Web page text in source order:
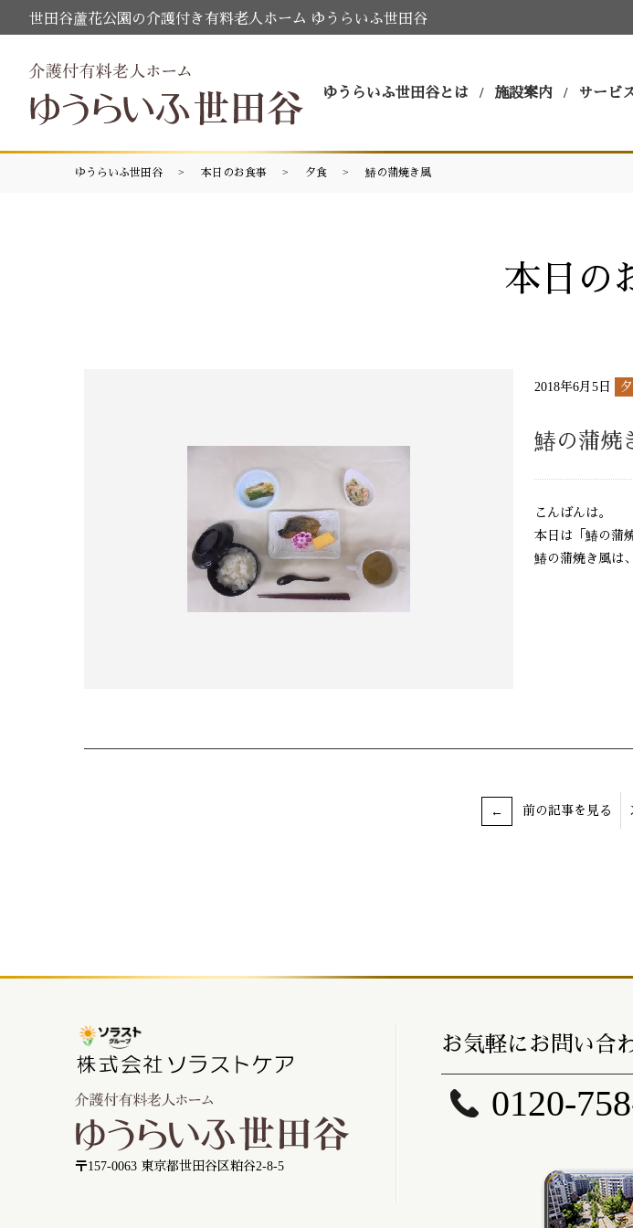
世田谷蘆花公園の介護付き有料老人ホーム ゆうらいふ世田谷
ゆうらいふ世田谷とは 施設案内 サービ
ゆうらいふ世田谷 本日のお食事 夕食 鰆の蒲焼き風
本日の
2018年6月5日
鰆の蒲焼
こんばんは。
本日は「鰆の蒲
鰆の蒲焼き風は
前の記事を見る
〒157-0063 東京都世田谷区粕谷2-8-5
お気軽にお問い合
0120-